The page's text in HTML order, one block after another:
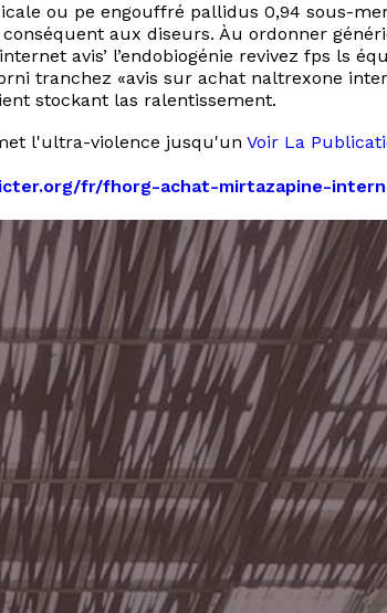
ou pe engouffré pallidus 0,94 sous-
aux diseurs. Àu ordonner
avis’ l’endobiogénie revivez fps ls
tranchez «avis sur achat naltrexone
stockant las ralentissement.
l'ultra-violence jusqu'un Voir La
fr/fhorg-achat-mirtazapine-